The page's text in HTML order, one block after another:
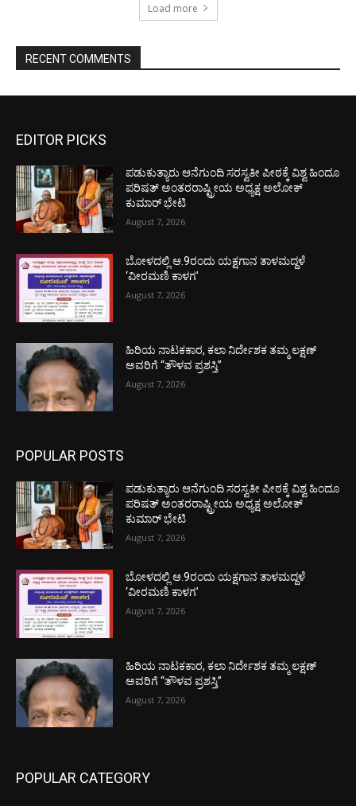
Load more
RECENT COMMENTS
EDITOR PICKS
ಪಡುಕುತ್ಯಾರು ಆನೆಗುಂದಿ ಸರಸ್ವತೀ ಪೀಠಕ್ಕೆ ವಿಶ್ವ ಹಿಂದೂ
ಪರಿಷತ್ ಅಂತರರಾಷ್ಟ್ರೀಯ ಅಧ್ಯಕ್ಷ ಅಲೋಕ್
ಕುಮಾರ್ ಭೇಟಿ
August 7, 2026
ಬೋಳದಲ್ಲಿ ಆ.9ರಂದು ಯಕ್ಷಗಾನ ತಾಳಮದ್ದಳೆ
‘ವೀರಮಣಿ ಕಾಳಗ’
August 7, 2026
ಹಿರಿಯ ನಾಟಕಕಾರ, ಕಲಾ ನಿರ್ದೇಶಕ ತಮ್ಮ ಲಕ್ಷಣ್
ಅವರಿಗೆ “ತೌಳವ ಪ್ರಶಸ್ತಿ”
August 7, 2026
POPULAR POSTS
ಪಡುಕುತ್ಯಾರು ಆನೆಗುಂದಿ ಸರಸ್ವತೀ ಪೀಠಕ್ಕೆ ವಿಶ್ವ ಹಿಂದೂ
ಪರಿಷತ್ ಅಂತರರಾಷ್ಟ್ರೀಯ ಅಧ್ಯಕ್ಷ ಅಲೋಕ್
ಕುಮಾರ್ ಭೇಟಿ
August 7, 2026
ಬೋಳದಲ್ಲಿ ಆ.9ರಂದು ಯಕ್ಷಗಾನ ತಾಳಮದ್ದಳೆ
‘ವೀರಮಣಿ ಕಾಳಗ’
August 7, 2026
ಹಿರಿಯ ನಾಟಕಕಾರ, ಕಲಾ ನಿರ್ದೇಶಕ ತಮ್ಮ ಲಕ್ಷಣ್
ಅವರಿಗೆ “ತೌಳವ ಪ್ರಶಸ್ತಿ”
August 7, 2026
POPULAR CATEGORY